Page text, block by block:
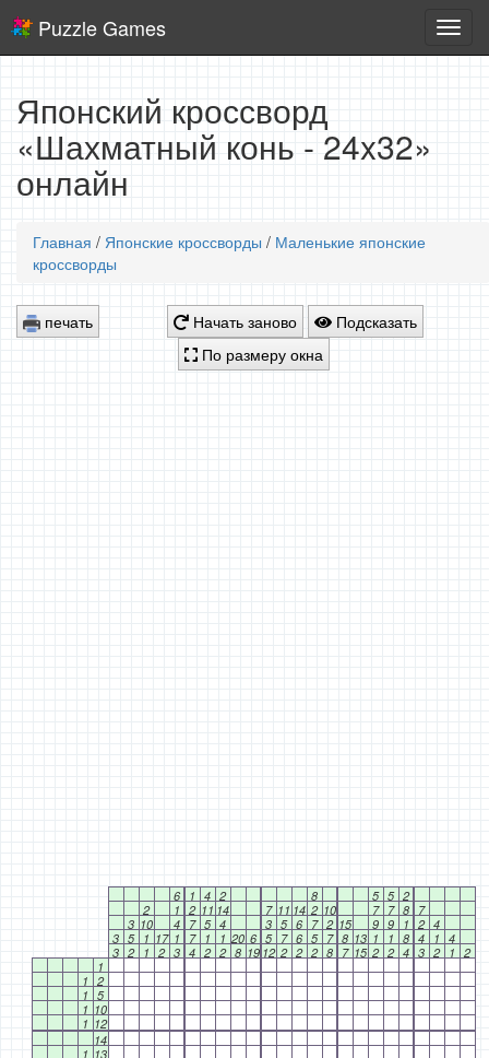
игры
Puzzle Games
Японский кроссворд
«Шахматный конь - 24x32»
онлайн
Главная / Японские кроссворды / Маленькие японские
кроссворды
печать Начать заново
Подсказать
По размеру окна
6 1 4 2 8 5 5 2
2
1 2 11 14 7 11 14 2 10 7 7 8 7
3 10 4 7 5 4 3 5 6 7 2 15 9 9 1 2 4
3 5 1 17 1 7 1 1 20 6 5 7 6 5 7 8 13 1 1 8 4 1 4
3 2 1 2 3 4 2 2 8 19 12 2 2 2 8 7 15 2 2 4 3 2 1 2
1
1 2
1 5
1 10
1 12
14
1 13